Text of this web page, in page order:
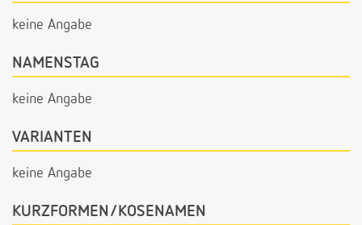
keine Angabe
NAMENSTAG
keine Angabe
VARIANTEN
keine Angabe
KURZFORMEN/KOSENAMEN